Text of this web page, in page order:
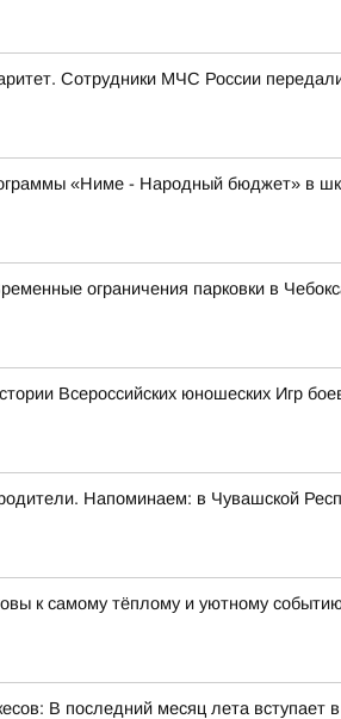
Сотрудники МЧС России
«Ниме - Народный бюджет» в
ограничения парковки в
Всероссийских юношеских Игр
Напоминаем: в Чувашской
к самому тёплому и уютному событию
В последний месяц лета